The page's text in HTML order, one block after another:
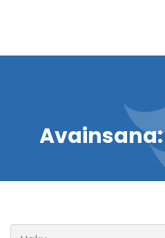
Haku: